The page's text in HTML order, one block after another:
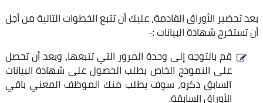
بعد تحضير الأوراق القادمة، عليك أن تتبع الخطوات التالية من أجل
أن تستخرج شهادة البيانات :-
قم بالتوجه إلى وحدة المرور التي تتبعها، وبعد أن تحصل
على النموذج الخاص بطلب الحصول على شهادة البيانات
السابق ذكره، سوف يطلب منك الموظف المعني باقي
الأوراق السابقة.